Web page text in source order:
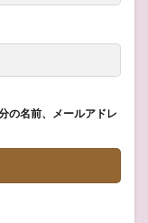
の名前、メールアドレ